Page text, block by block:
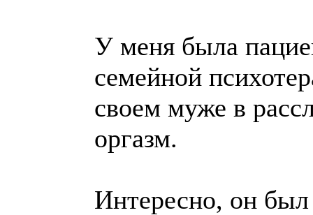
У меня была
семейной
своем муже в
оргазм.
Интересно, он был